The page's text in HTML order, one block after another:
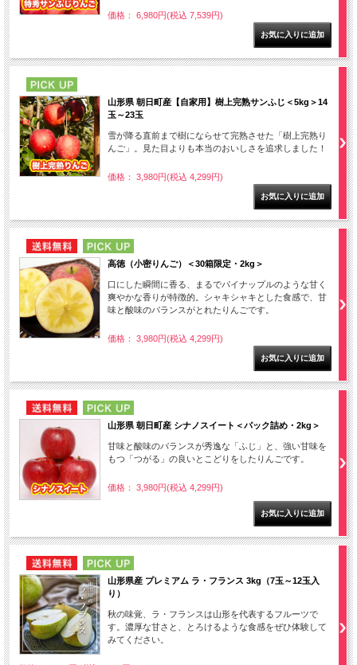
価格： 6,980円(税込 7,539円)
山形県 朝日町産【自家用】樹上完熟サンふじ＜5kg＞14
玉～23玉
雪が降る直前まで樹にならせて完熟させた「樹上完熟り
んご」。見た目よりも本当のおいしさを追求しました！
価格： 3,980円(税込 4,299円)
NEW
高徳（小密りんご）＜30箱限定・2kg＞
口にした瞬間に香る、まるでパイナップルのような甘く
爽やかな香りが特徴的。シャキシャキとした食感で、甘
味と酸味のバランスがとれたりんごです。
価格： 3,980円(税込 4,299円)
NEW
山形県 朝日町産 シナノスイート＜パック詰め・2kg＞
甘味と酸味のバランスが秀逸な「ふじ」と、強い甘味を
もつ「つがる」の良いとこどりをしたりんごです。
価格： 3,980円(税込 4,299円)
NEW
山形県産 プレミアム ラ・フランス 3kg（7玉～12玉入
り）
秋の味覚、ラ・フランスは山形を代表するフルーツで
す。濃厚な甘さと、とろけるような食感をぜひ体験して
みてください。